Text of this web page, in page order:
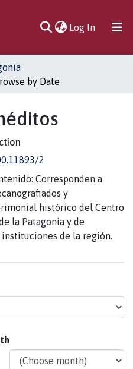
Log In(current)
by Date
2
Corresponden a
y
histórico del Centro
la Patagonia y de
de la región.
by Issue Date